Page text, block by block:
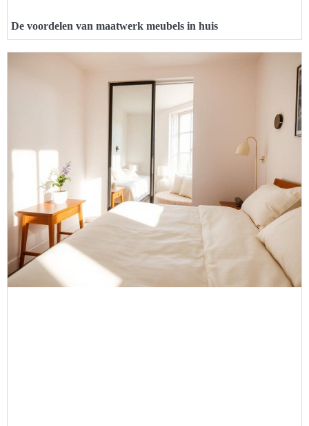
De voordelen van maatwerk meubels in huis